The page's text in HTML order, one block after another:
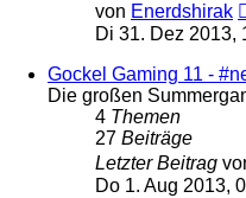
von Enerdshirak
Di 31. Dez 2013,
Gockel Gaming 11 -
Die großen
4 Themen
27 Beiträge
Letzter Beitrag
Do 1. Aug 2013,